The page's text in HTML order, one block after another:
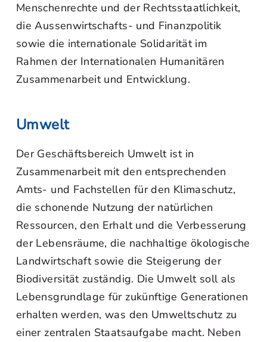
Menschenrechte und der Rechtsstaatlichkeit,
die Aussenwirtschafts- und Finanzpolitik
sowie die internationale Solidarität im
Rahmen der Internationalen Humanitären
Zusammenarbeit und Entwicklung.
Umwelt
Der Geschäftsbereich Umwelt ist in
Zusammenarbeit mit den entsprechenden
Amts- und Fachstellen für den Klimaschutz,
die schonende Nutzung der natürlichen
Ressourcen, den Erhalt und die Verbesserung
der Lebensräume, die nachhaltige ökologische
Landwirtschaft sowie die Steigerung der
Biodiversität zuständig. Die Umwelt soll als
Lebensgrundlage für zukünftige Generationen
erhalten werden, was den Umweltschutz zu
einer zentralen Staatsaufgabe macht. Neben